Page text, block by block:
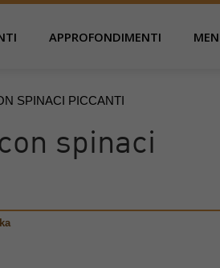
APPROFONDIMENTI
SPINACI PICCANTI
spinaci